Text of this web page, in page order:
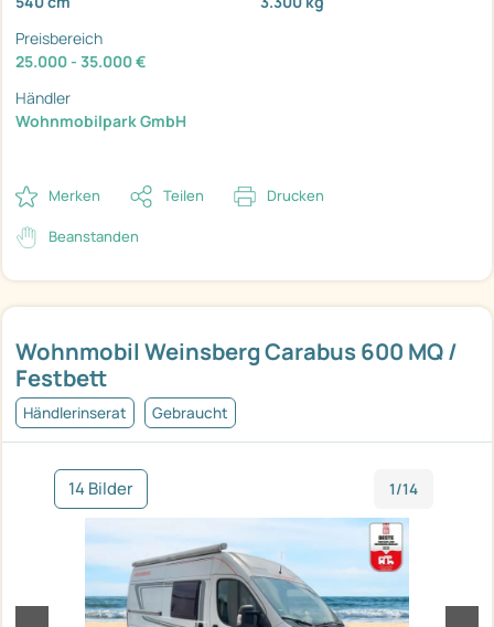
Wohnmobil Weinsberg Carabus 600 MQ /
Festbett
Händlerinserat Gebraucht
14 Bilder 1/14
Preisbereich
25.000 - 35.000 €
Händler
Wohnmobilpark GmbH
Merken Teilen Drucken
Beanstanden